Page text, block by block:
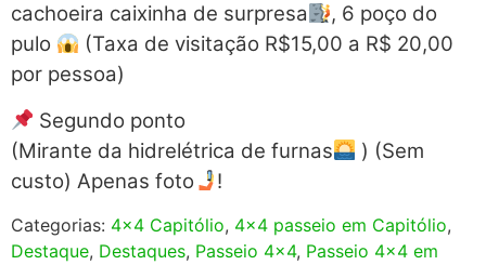
cachoeira caixinha de surpresa
, 6 poço do
pulo
(Taxa de visitação R$15,00 a R$ 20,00
por pessoa)
Segundo ponto
(Mirante da hidrelétrica de furnas
) (Sem
custo) Apenas foto
!
Categorias: 4x4 Capitólio, 4x4 passeio em Capitólio,
Destaque, Destaques, Passeio 4x4, Passeio 4x4 em